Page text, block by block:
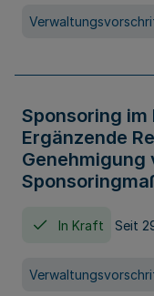
Sponsoring im
Ergänzende
Genehmigung
In Kraft Seit